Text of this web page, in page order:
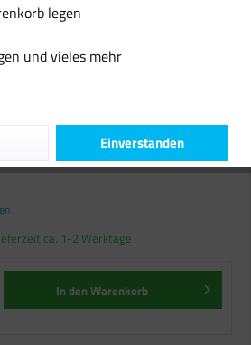
Erstes Englisch
Gedächtnis NEU
ca. 1-2 Werktage
In denWarenkorb
legen
und vieles mehr
Einverstanden